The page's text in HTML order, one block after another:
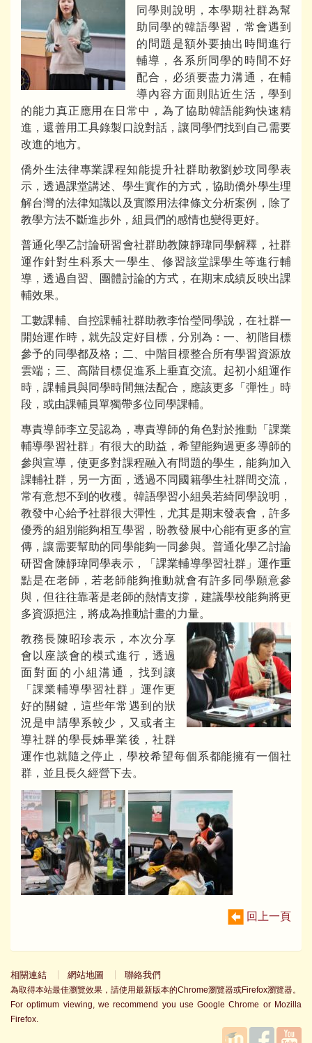
同學則說明，本學期社群為幫
助同學的韓語學習，常會遇到
的問題是額外要抽出時間進行
輔導，各系所同學的時間不好
配合，必須要盡力溝通，在輔
導內容方面則貼近生活，學到
的能力真正應用在日常中，為了協助韓語能夠快速精
進，還善用工具錄製口說對話，讓同學們找到自己需要
改進的地方。
僑外生法律專業課程知能提升社群助教劉妙玟同學表
示，透過課堂講述、學生實作的方式，協助僑外學生理
解台灣的法律知識以及實際用法律條文分析案例，除了
教學方法不斷進步外，組員們的感情也變得更好。
普通化學乙討論研習會社群助教陳靜瑋同學解釋，社群
運作針對生科系大一學生、修習該堂課學生等進行輔
導，透過自習、團體討論的方式，在期末成績反映出課
輔效果。
工數課輔、自控課輔社群助教李怡瑩同學說，在社群一
開始運作時，就先設定好目標，分別為：一、初階目標
參予的同學都及格；二、中階目標整合所有學習資源放
雲端；三、高階目標促進系上垂直交流。起初小組運作
時，課輔員與同學時間無法配合，應該更多「彈性」時
段，或由課輔員單獨帶多位同學課輔。
專責導師李立旻認為，專責導師的角色對於推動「課業
輔導學習社群」有很大的助益，希望能夠過更多導師的
參與宣導，使更多對課程融入有問題的學生，能夠加入
課輔社群，另一方面，透過不同國籍學生社群間交流，
常有意想不到的收穫。韓語學習小組吳若綺同學說明，
教發中心給予社群很大彈性，尤其是期末發表會，許多
優秀的組別能夠相互學習，盼教發展中心能有更多的宣
傳，讓需要幫助的同學能夠一同參與。普通化學乙討論
研習會陳靜瑋同學表示，「課業輔導學習社群」運作重
點是在老師，若老師能夠推動就會有許多同學願意參
與，但往往靠著是老師的熱情支撐，建議學校能夠將更
多資源挹注，將成為推動計畫的力量。
教務長陳昭珍表示，本次分享
會以座談會的模式進行，透過
面對面的小組溝通，找到讓
「課業輔導學習社群」運作更
好的關鍵，這些年常遇到的狀
況是申請學系較少，又或者主
導社群的學長姊畢業後，社群
運作也就隨之停止，學校希望每個系都能擁有一個社
群，並且長久經營下去。
回上一頁
相關連結 網站地圖 聯絡我們
為取得本站最佳瀏覽效果，請使用最新版本的Chrome瀏覽器或Firefox瀏覽器。
For optimum viewing, we recommend you use Google Chrome or Mozilla
Firefox.